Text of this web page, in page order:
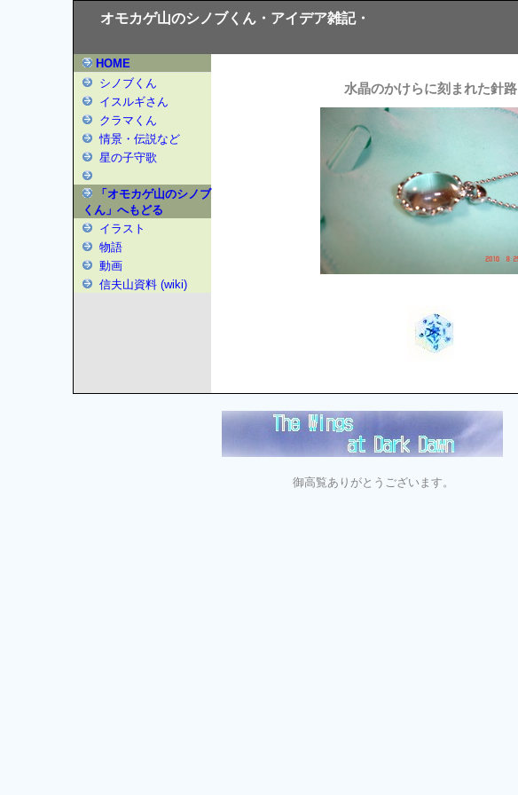
オモカゲ山のシノブくん・アイデア雑記・
HOME
シノブくん
イスルギさん
クラマくん
情景・伝説など
星の子守歌
「オモカゲ山のシノブ
くん」へもどる
イラスト
物語
動画
信夫山資料 (wiki)
水晶のかけらに刻まれた針路
御高覧ありがとうございます。